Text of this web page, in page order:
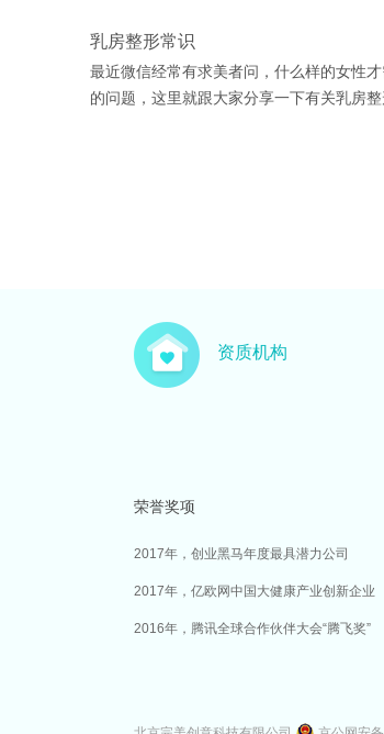
乳房整形常识
最近微信经常有求美者问，什么样的女性
的问题，这里就跟大家分享一下有关乳房
资质机构
荣誉奖项
2017年，创业黑马年度最具潜力公司
2017年，亿欧网中国大健康产业创新企业
2016年，腾讯全球合作伙伴大会“腾飞奖”